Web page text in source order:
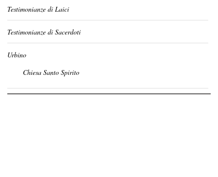
Testimonianze di Laici
Testimonianze di Sacerdoti
Urbino
Chiesa Santo Spirito